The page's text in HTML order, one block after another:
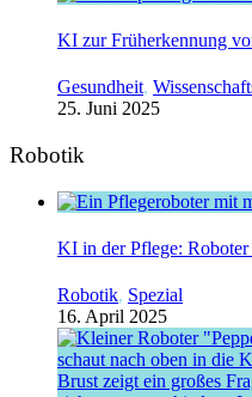
KI zur Früherkennung
Gesundheit,
25. Juni 2025
Robotik
KI in der Pflege:
Robotik, Spezial
16. April 2025